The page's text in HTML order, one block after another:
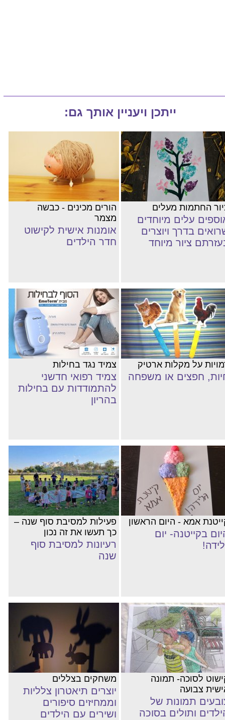
ייתכן ויעניין אותך גם:
החתמות מעלים
עלים מיוחדים
בדרך ויוצרים
ציור מיוחד
הורים מכינים - כבשה
מצמר
אומנות אישית לקישוט
חדר הילדים
על מקלות ארטיק
חפצים או משפחה
צמיד נגד בחילות
צמיד רפואי חדשני
להתמודדות עם בחילות
בהריון
אמא - היום הראשון
בקייטנה- יום
פעילות למסיבת סוף שנה –
כך תעשו את זה נכון
רעיונות למסיבת סוף
שנה
לסוכה- תמונה
צבועה
תמונות של
ותולים בסוכה
משחקים בצללים
יוצרים תיאטרון צלליות
וממחיזים סיפורים
ושירים עם הילדים